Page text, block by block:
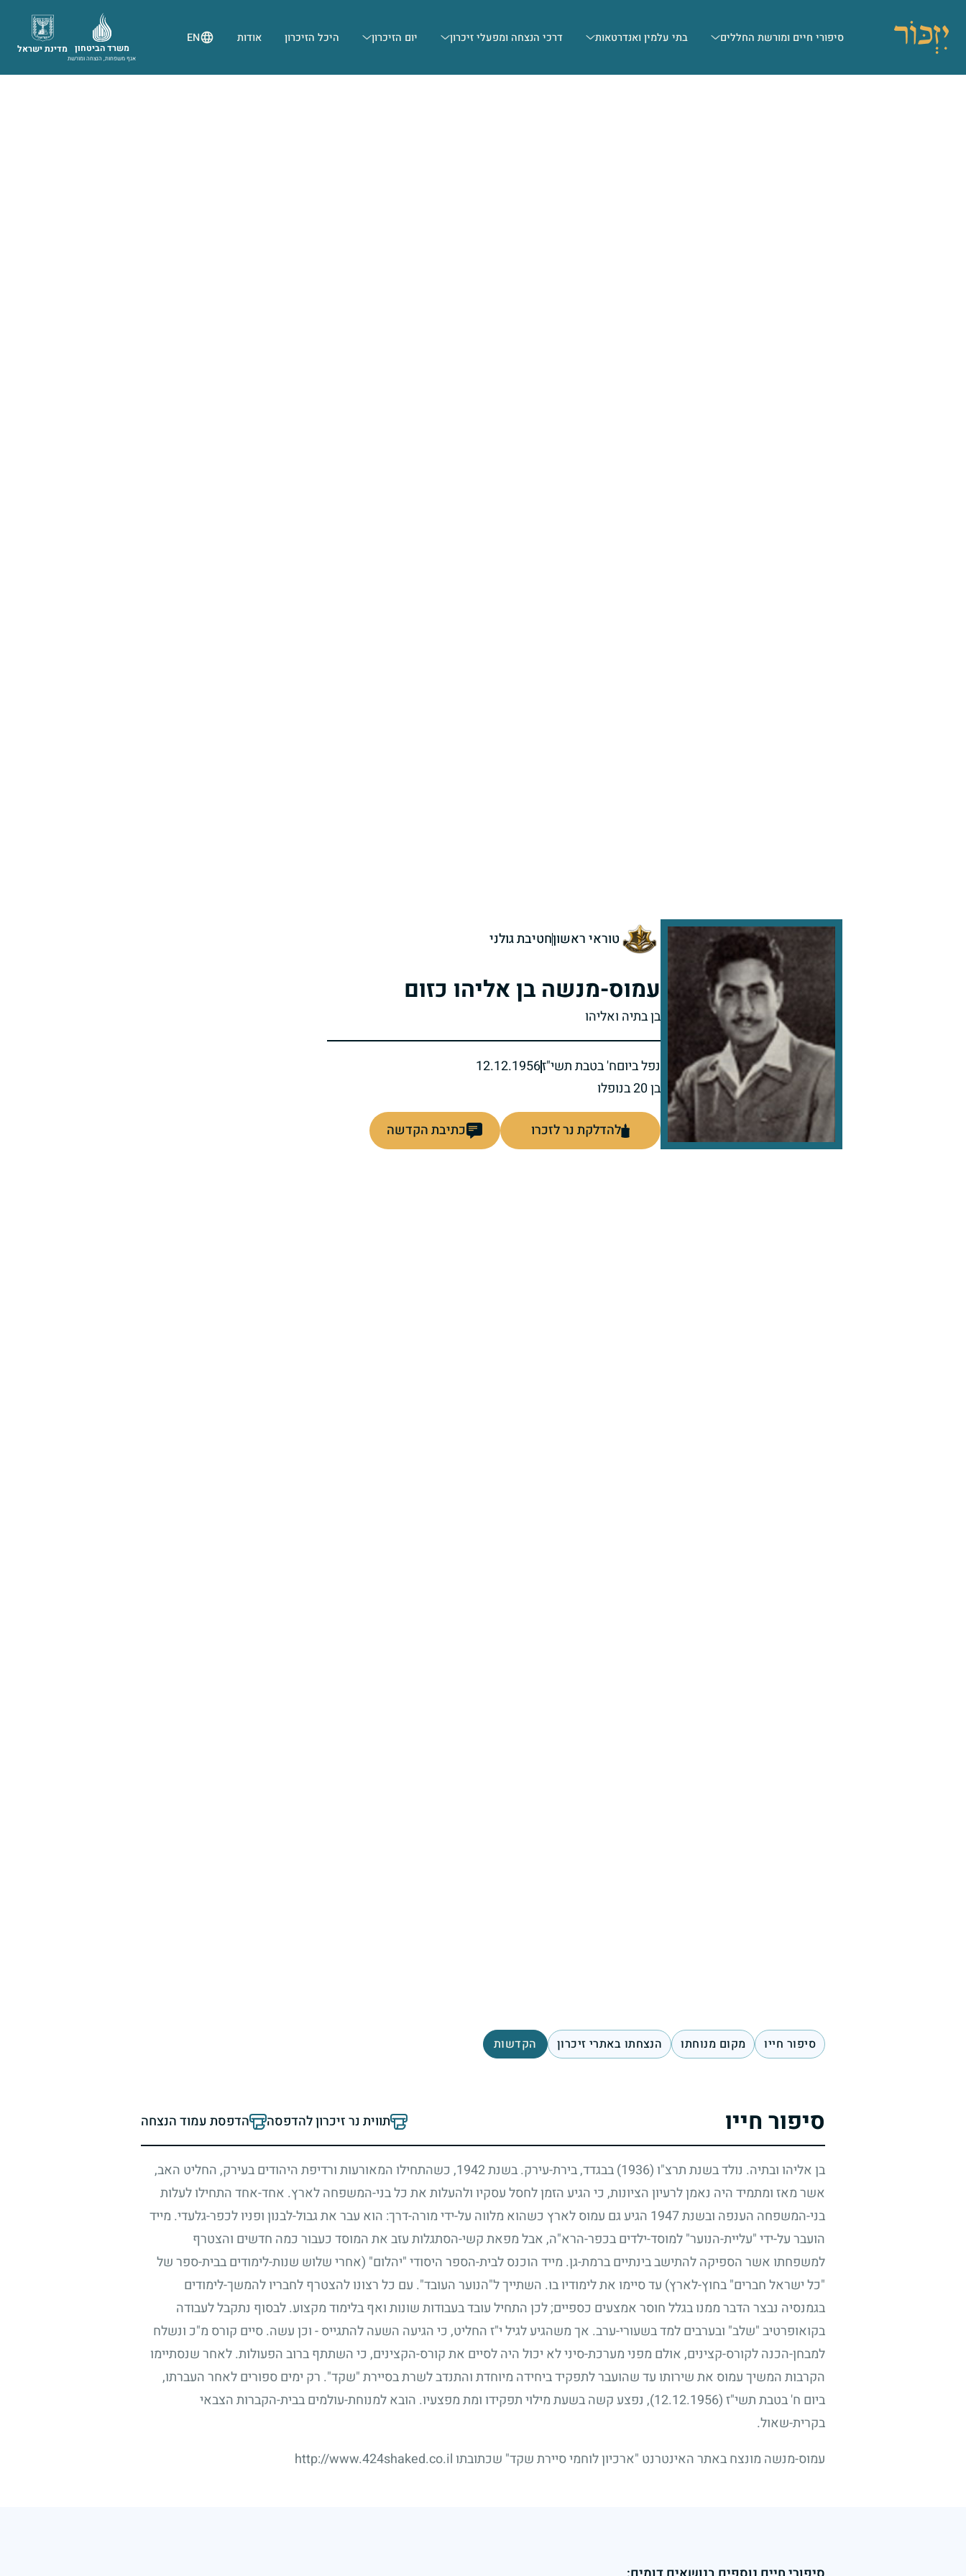
סיפורי חיים ומורשת החללים בתי עלמין ואנדרטאות דרכי הנצחה ומפעלי זיכרון יום הזיכרון היכל הזיכרון אודות EN
מדינת ישראל משרד הביטחון
אגף משפחות, הנצחה ומורשת
טוראי ראשוןחטיבת גולני
עמוס-מנשה בן אליהו כזום
בן בתיה ואליהו
נפל ביוםח' בטבת תשי"ז12.12.1956
בן 20 בנופלו
להדלקת נר לזכרו כתיבת הקדשה
סיפור חייו מקום מנוחתו הנצחתו באתרי זיכרון הקדשות
סיפור חייו תווית נר זיכרון להדפסה הדפסת עמוד הנצחה
בן אליהו ובתיה. נולד בשנת תרצ"ו (1936) בבגדד, בירת-עירק. בשנת1942, כשהתחילו המאורעות ורדיפת היהודים בעירק, החליט האב,
אשר מאז ומתמיד היה נאמן לרעיון הציונות, כי הגיע הזמן לחסל עסקיו ולהעלות את כל בני-המשפחה לארץ. אחד-אחד התחילו לעלות
בני-המשפחה הענפה ובשנת1947 הגיע גם עמוס לארץ כשהוא מלווה על-ידי מורה-דרך: הוא עבר את גבול-לבנון ופניו לכפר-גלעדי. מייד
הועבר על-ידי "עליית-הנוער" למוסד-ילדים בכפר-הרא"ה, אבל מפאת קשי-הסתגלות עזב את המוסד כעבור כמה חדשים והצטרף
למשפחתו אשר הספיקה להתישב בינתיים ברמת-גן. מייד הוכנס לבית-הספר היסודי "יהלום" (אחרי שלוש שנות-לימודים בבית-ספר של
"כל ישראל חברים" בחוץ-לארץ) עד סיימו את לימודיו בו. השתייך ל"הנוער העובד". עם כל רצונו להצטרף לחבריו להמשך-לימודים
בגמנסיה נבצר הדבר ממנו בגלל חוסר אמצעים כספיים;לכן התחיל עובד בעבודות שונות ואף בלימוד מקצוע. לבסוף נתקבל לעבודה
בקואופרטיב "שלב" ובערבים למד בשעורי-ערב. אך משהגיע לגיל י"ז החליט, כי הגיעה השעה להתגייס-וכן עשה. סיים קורס מ"כ ונשלח
למבחן-הכנה לקורס-קצינים, אולם מפני מערכת-סיני לא יכול היה לסיים את קורס-הקצינים, כי השתתף ברוב הפעולות. לאחר שנסתיימו
הקרבות המשיך עמוס את שירותו עד שהועבר לתפקיד ביחידה מיוחדת והתנדב לשרת בסיירת "שקד". רק ימים ספורים לאחר העברתו,
ביום ח' בטבת תשי"ז(12.12.1956)
, נפצע קשה בשעת מילוי תפקידו ומת מפצעיו. הובא למנוחת-עולמים בבית-הקברות הצבאי
בקרית-שאול.
עמוס-מנשה מונצח באתר האינטרנט "ארכיון לוחמי סיירת שקד" שכתובתו http://www.424shaked.co.il